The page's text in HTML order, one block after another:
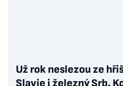
Už rok neslezou ze
Slavie i železný Srb.